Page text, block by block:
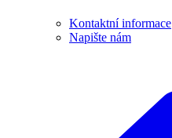
Kontaktní informace
Napište nám